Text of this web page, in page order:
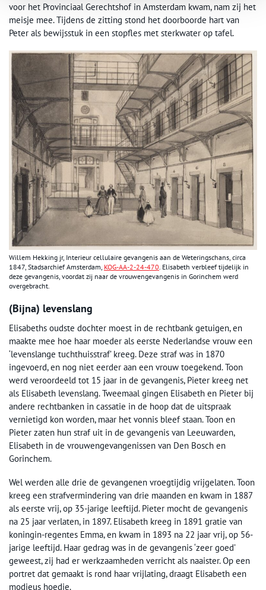
voor het Provinciaal Gerechtshof in Amsterdam kwam, nam zij het
meisje mee. Tijdens de zitting stond het doorboorde hart van
Peter als bewijsstuk in een stopfles met sterkwater op tafel.
Willem Hekking jr, Interieur cellulaire gevangenis aan de Weteringschans, circa
1847, Stadsarchief Amsterdam, KOG-AA-2-24-470 . Elisabeth verbleef tijdelijk in
deze gevangenis, voordat zij naar de vrouwengevangenis in Gorinchem werd
overgebracht.
(Bijna) levenslang
Elisabeths oudste dochter moest in de rechtbank getuigen, en
maakte mee hoe haar moeder als eerste Nederlandse vrouw een
‘levenslange tuchthuisstraf’ kreeg. Deze straf was in 1870
ingevoerd, en nog niet eerder aan een vrouw toegekend. Toon
werd veroordeeld tot 15 jaar in de gevangenis, Pieter kreeg net
als Elisabeth levenslang. Tweemaal gingen Elisabeth en Pieter bij
andere rechtbanken in cassatie in de hoop dat de uitspraak
vernietigd kon worden, maar het vonnis bleef staan. Toon en
Pieter zaten hun straf uit in de gevangenis van Leeuwarden,
Elisabeth in de vrouwengevangenissen van Den Bosch en
Gorinchem.
Wel werden alle drie de gevangenen vroegtijdig vrijgelaten. Toon
kreeg een strafvermindering van drie maanden en kwam in 1887
als eerste vrij, op 35-jarige leeftijd. Pieter mocht de gevangenis
na 25 jaar verlaten, in 1897. Elisabeth kreeg in 1891 gratie van
koningin-regentes Emma, en kwam in 1893 na 22 jaar vrij, op 56-
jarige leeftijd. Haar gedrag was in de gevangenis ‘zeer goed’
geweest, zij had er werkzaamheden verricht als naaister. Op een
portret dat gemaakt is rond haar vrijlating, draagt Elisabeth een
modieus hoedje.